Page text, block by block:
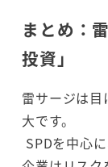
まとめ：
投資」
雷サージは
大です。
SPDを中心